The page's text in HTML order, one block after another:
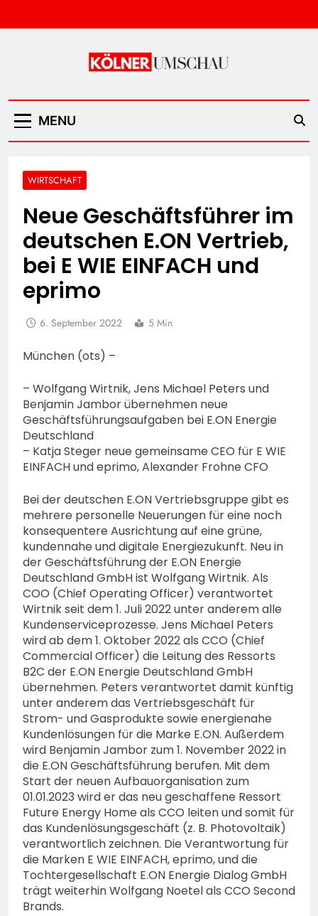
to
Kölner Umschau
MENU
WIRTSCHAFT
Neue Geschäftsführer im
deutschen E.ON Vertrieb,
bei E WIE EINFACH und
eprimo
6. September 2022 5 Min
München (ots) –
– Wolfgang Wirtnik, Jens Michael Peters und
Benjamin Jambor übernehmen neue
Geschäftsführungsaufgaben bei E.ON Energie
Deutschland
– Katja Steger neue gemeinsame CEO für E WIE
EINFACH und eprimo, Alexander Frohne CFO
Bei der deutschen E.ON Vertriebsgruppe gibt es
mehrere personelle Neuerungen für eine noch
konsequentere Ausrichtung auf eine grüne,
kundennahe und digitale Energiezukunft. Neu in
der Geschäftsführung der E.ON Energie
Deutschland GmbH ist Wolfgang Wirtnik. Als
COO (Chief Operating Officer) verantwortet
Wirtnik seit dem 1. Juli 2022 unter anderem alle
Kundenserviceprozesse. Jens Michael Peters
wird ab dem 1. Oktober 2022 als CCO (Chief
Commercial Officer) die Leitung des Ressorts
B2C der E.ON Energie Deutschland GmbH
übernehmen. Peters verantwortet damit künftig
unter anderem das Vertriebsgeschäft für
Strom- und Gasprodukte sowie energienahe
Kundenlösungen für die Marke E.ON. Außerdem
wird Benjamin Jambor zum 1. November 2022 in
die E.ON Geschäftsführung berufen. Mit dem
Start der neuen Aufbauorganisation zum
01.01.2023 wird er das neu geschaffene Ressort
Future Energy Home als CCO leiten und somit für
das Kundenlösungsgeschäft (z. B. Photovoltaik)
verantwortlich zeichnen. Die Verantwortung für
die Marken E WIE EINFACH, eprimo, und die
Tochtergesellschaft E.ON Energie Dialog GmbH
trägt weiterhin Wolfgang Noetel als CCO Second
Brands.